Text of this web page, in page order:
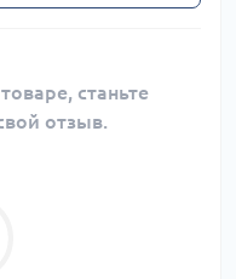
станьте
отзыв.